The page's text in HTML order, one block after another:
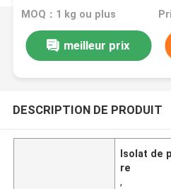
MOQ：1 kg ou plus
meilleur prix
DESCRIPTION DE PRODUIT
Isolat de
re
,